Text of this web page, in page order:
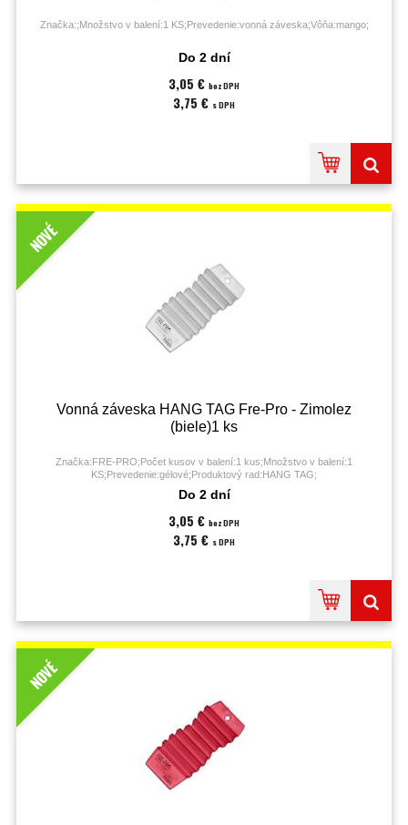
Značka:;Množstvo v balení:1 KS;Prevedenie:vonná záveska;Vôňa:mango;
Do 2 dní
3,05 € bez DPH
3,75 € s DPH
NOVÉ
Vonná záveska HANG TAG Fre-Pro - Zimolez
(biele)1 ks
Značka:FRE-PRO;Počet kusov v balení:1 kus;Množstvo v balení:1
KS;Prevedenie:gélové;Produktový rad:HANG TAG;
Do 2 dní
3,05 € bez DPH
3,75 € s DPH
NOVÉ